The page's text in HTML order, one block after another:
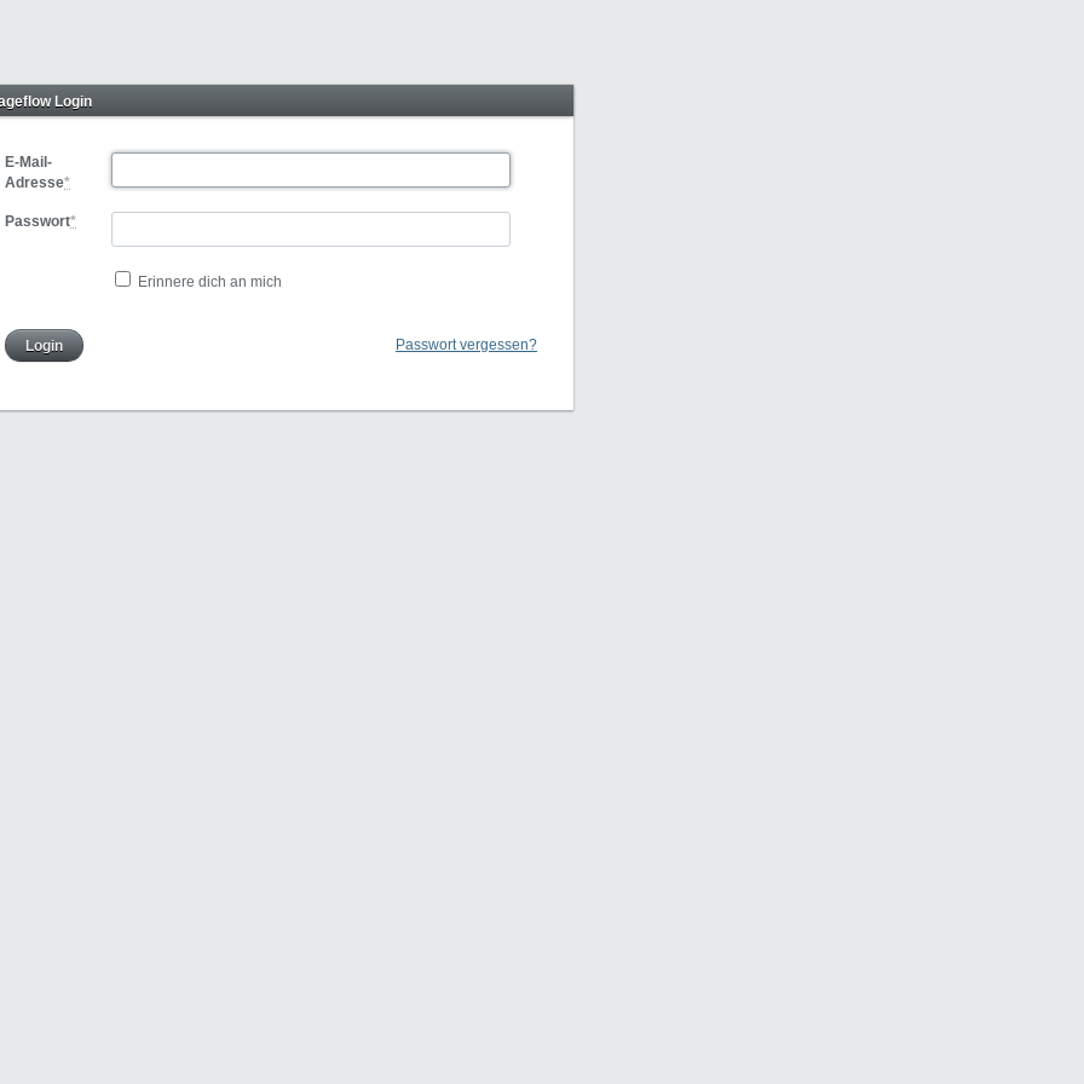
Login
E-Mail-
Adresse*
Passwort*
Erinnere dich an mich
Passwort vergessen?